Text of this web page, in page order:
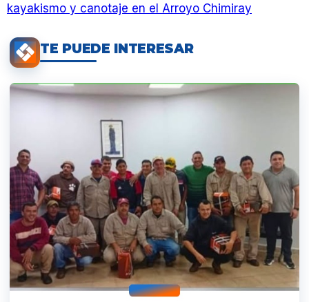
kayakismo y canotaje en el Arroyo Chimiray
TE PUEDE INTERESAR